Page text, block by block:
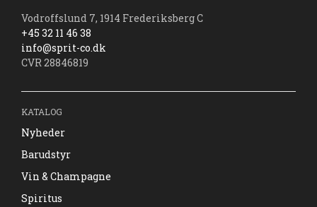
Vodroffslund 7, 1914 Frederiksberg C
+45 32 11 46 38
info@sprit-co.dk
CVR 28846819
KATALOG
Nyheder
Barudstyr
Vin & Champagne
Spiritus